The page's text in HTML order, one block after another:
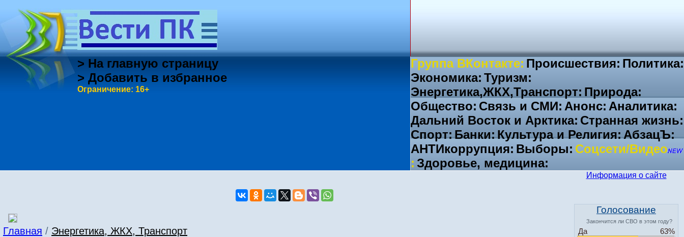
> На главную страницу
> Добавить в избранное
Ограничение: 16+
Группа ВКонтакте: Происшествия: Политика:
Экономика: Туризм:
Энергетика,ЖКХ,Транспорт: Природа:
Общество: Связь и СМИ: Анонс: Аналитика:
Дальний Восток и Арктика: Странная жизнь:
Спорт:Банки:Культура и Религия:АбзацЪ:
АНТИкоррупция: Выборы: Соцсети/Видео
: Здоровье, медицина:
Главная / Энергетика, ЖКХ, Транспорт
Информация о сайте
Голосование
Закончится ли СВО в этом году?
Да
63%